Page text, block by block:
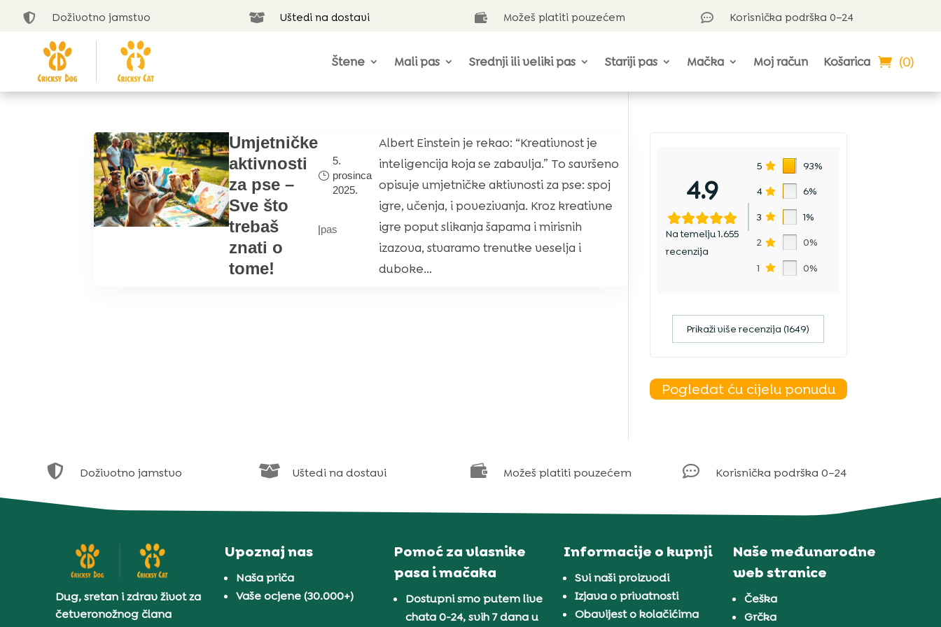
 Doživotno jamstvo  Uštedi na dostavi  Možeš platiti pouzećem  Korisnička podrška 0–24
Štene Mali pas Srednji ili veliki pas Stariji pas Mačka Moj račun Košarica (0)
Umjetničke
aktivnosti
za pse –
Sve što
trebaš
znati o
tome!
5.
prosinca
2025.
|pas
Albert Einstein je rekao: “Kreativnost je
inteligencija koja se zabavlja.” To savršeno
opisuje umjetničke aktivnosti za pse: spoj
igre, učenja, i povezivanja. Kroz kreativne
igre poput slikanja šapama i mirisnih
izazova, stvaramo trenutke veselja i
duboke...
4.9
Na temelju 1.655
recenzija
5 93%
4 6%
3 1%
2 0%
1 0%
Prikaži više recenzija (1649)
Pogledat ću cijelu ponudu
 Doživotno jamstvo  Uštedi na dostavi  Možeš platiti pouzećem  Korisnička podrška 0–24
Dug, sretan i zdrav život za
četveronožnog člana
Upoznaj nas
Naša priča
Vaše ocjene (30.000+)
Pomoć za vlasnike
pasa i mačaka
Dostupni smo putem live
chata 0-24, svih 7 dana u
Informacije o kupnji
Svi naši proizvodi
Izjava o privatnosti
Obavijest o kolačićima
Naše međunarodne
web stranice
Češka
Grčka